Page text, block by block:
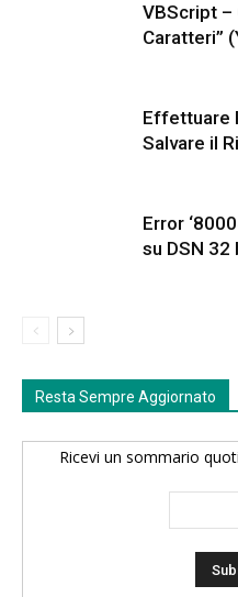
VBScript –
Caratteri”
Effettuare
Salvare il
Error
su DSN 32
Resta Sempre Aggiornato
Ricevi un sommario